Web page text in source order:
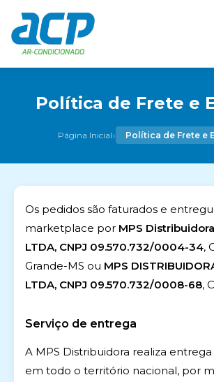
Política de Frete e
Página Inicial› Política de Frete e
Os pedidos são faturados e
marketplace por MPS
LTDA, CNPJ 09.570.732/0004-34,
Grande-MS ou MPS
LTDA, CNPJ 09.570.732/0008-68,
Serviço de entrega
A MPS Distribuidora realiza
em todo o território nacional, por